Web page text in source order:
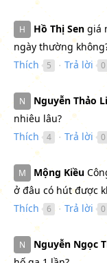
H Hồ Thị Sen giá
ngày thường
Thích
5 ● Trả lời 0
N Nguyễn Thảo
nhiêu lâu?
Thích
4 ● Trả lời 0
M Mộng Kiều
ở đâu có hút được
Thích
6 ● Trả lời 0
N Nguyễn Ngọc